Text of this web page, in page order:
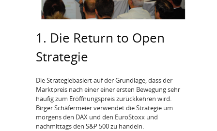
1. Die Return to Open
Strategie
Die Strategiebasiert auf der Grundlage, dass der
Marktpreis nach einer einer ersten Bewegung sehr
häufig zum Eröffnungspreis zurückkehren wird.
Birger Schäfermeier verwendet die Strategie um
morgens den DAX und den EuroStoxx und
nachmittags den S&P 500 zu handeln.